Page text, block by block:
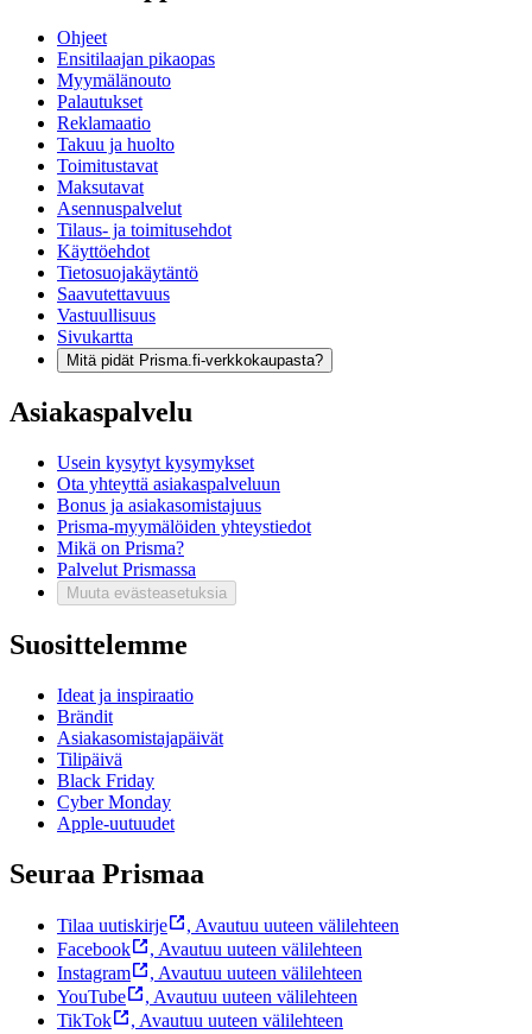
Ohjeet
Ensitilaajan pikaopas
Myymälänouto
Palautukset
Reklamaatio
Takuu ja huolto
Toimitustavat
Maksutavat
Asennuspalvelut
Tilaus- ja toimitusehdot
Käyttöehdot
Tietosuojakäytäntö
Saavutettavuus
Vastuullisuus
Sivukartta
Mitä pidät Prisma.fi-verkkokaupasta?
Asiakaspalvelu
Usein kysytyt kysymykset
Ota yhteyttä asiakaspalveluun
Bonus ja asiakasomistajuus
Prisma-myymälöiden yhteystiedot
Mikä on Prisma?
Palvelut Prismassa
Muuta evästeasetuksia
Suosittelemme
Ideat ja inspiraatio
Brändit
Asiakasomistajapäivät
Tilipäivä
Black Friday
Cyber Monday
Apple-uutuudet
Seuraa Prismaa
Tilaa uutiskirje , Avautuu uuteen välilehteen
Facebook
, Avautuu uuteen välilehteen
Instagram
, Avautuu uuteen välilehteen
YouTube
, Avautuu uuteen välilehteen
TikTok
, Avautuu uuteen välilehteen